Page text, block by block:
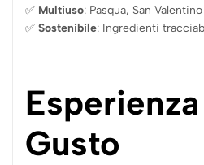
✅ Multiuso: Pasqua, San
✅ Sostenibile: Ingredienti
Gusto